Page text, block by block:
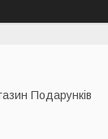
Подарунків